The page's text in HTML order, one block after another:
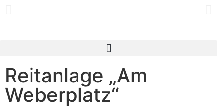
Reitanlage „Am
Weberplatz“